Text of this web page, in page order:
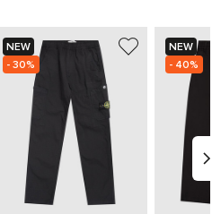
NEW
- 30%
NEW
- 40%